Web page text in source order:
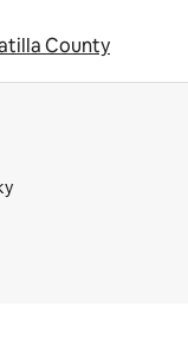
County